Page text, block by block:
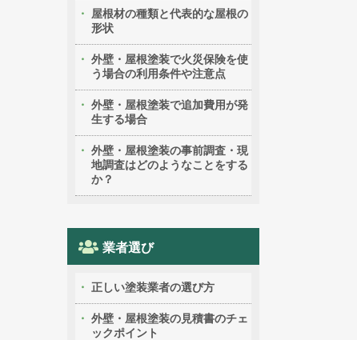
屋根材の種類と代表的な屋根の
形状
外壁・屋根塗装で火災保険を使
う場合の利用条件や注意点
外壁・屋根塗装で追加費用が発
生する場合
外壁・屋根塗装の事前調査・現
地調査はどのようなことをする
か？
業者選び
正しい塗装業者の選び方
外壁・屋根塗装の見積書のチェ
ックポイント